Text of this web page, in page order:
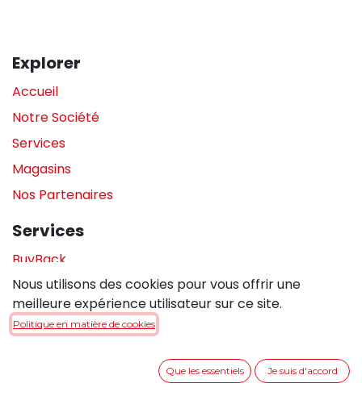
Explorer
Accueil
Notre Société
Services
Magasins
Nos Partenaires
Services
BuyBack
Assistance en magasin
Réparations
Politique de confidentialité
Nous utilisons des cookies pour vous offrir une
meilleure expérience utilisateur sur ce site.
Politique en matière de cookies
Que les essentiels Je suis d'accord